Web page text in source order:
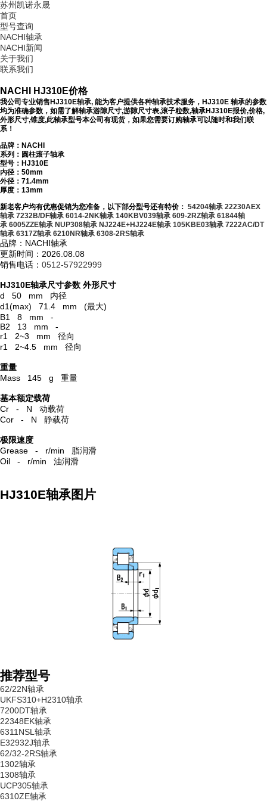
苏州凯诺永晟
首页
型号查询
NACHI轴承
NACHI新闻
关于我们
联系我们
NACHI HJ310E价格
我公司专业销售HJ310E轴承, 能为客户提供各种轴承技术服务，HJ310E 轴承的参数
均为准确参数，如需了解轴承游隙尺寸,游隙尺寸表,滚子粒数,轴承HJ310E报价,价格,
外形尺寸,锥度,此轴承型号本公司有现货，如果您需要订购轴承可以随时和我们联
系！
品牌：NACHI
系列：圆柱滚子轴承
型号： HJ310E
内径：50mm
外径：71.4mm
厚度：13mm
新老客户均有优惠促销为您准备，以下部分型号还有特价： 54204轴承 22230AEX
轴承 7232B/DF轴承 6014-2NK轴承 140KBV039轴承 609-2RZ轴承 61844轴
承 6005ZZE轴承 NUP308轴承 NJ224E+HJ224E轴承 105KBE03轴承 7222AC/DT
轴承 6317Z轴承 6210NR轴承 6308-2RS轴承
品牌：NACHI轴承
更新时间：2026.08.08
销售电话： 0512-57922999
HJ310E轴承尺寸参数 外形尺寸
d 50 mm 内径
d1(max) 71.4 mm (最大)
B1 8 mm -
B2 13 mm -
r1 2~3 mm 径向
r1 2~4.5 mm 径向
重量
Mass 145 g 重量
基本额定载荷
Cr - N 动载荷
Cor - N 静载荷
极限速度
Grease - r/min 脂润滑
Oil - r/min 油润滑
HJ310E轴承图片
推荐型号
62/22N轴承
UKFS310+H2310轴承
7200DT轴承
22348EK轴承
6311NSL轴承
E32932J轴承
62/32-2RS轴承
1302轴承
1308轴承
UCP305轴承
6310ZE轴承